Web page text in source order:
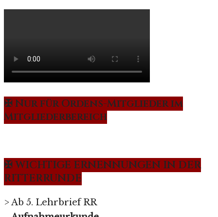
✠ Nur für Ordens-Mitglieder im
Mitgliederbereich
✠ WICHTIGE ERNENNUNGEN IN DER
RITTERRUNDE
> Ab 5. Lehrbrief RR